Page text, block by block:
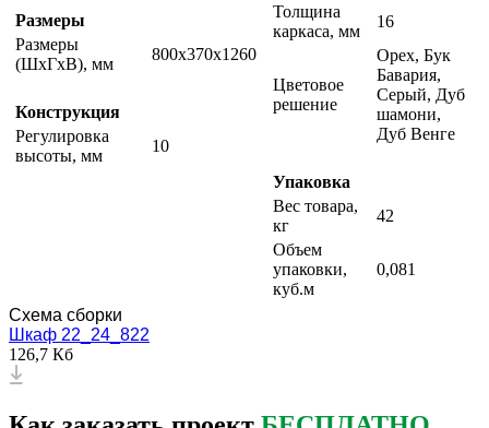
Размеры
Размеры
(ШxГxВ), мм
800х370х1260
Конструкция
Регулировка
высоты, мм
10
Толщина
каркаса, мм
16
Цветовое
решение
Орех, Бук
Бавария,
Серый, Дуб
шамони,
Дуб Венге
Упаковка
Вес товара,
кг
42
Объем
упаковки,
куб.м
0,081
Схема сборки
Шкаф 22_24_822
126,7 Кб